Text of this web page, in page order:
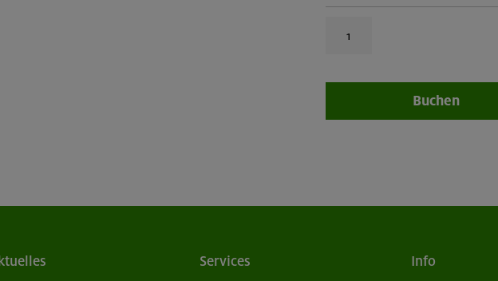
Buchen
Services Info